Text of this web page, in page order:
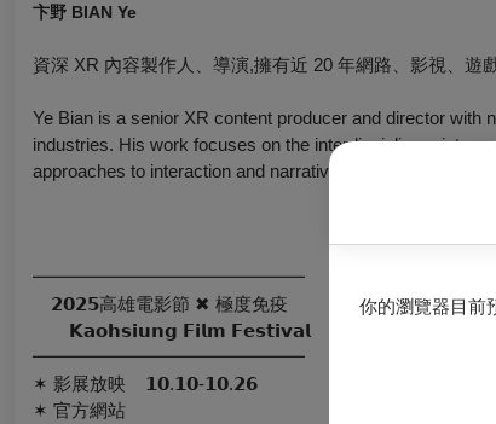
你的瀏覽器目前
卞野 BIAN Ye
資深 XR 內容製作人、導演,擁有近 20 年網路、影視、遊
Ye Bian is a senior XR content producer and director with
industries. His work focuses on the interdisciplinary
approaches to interaction and narrative.
━━━━━━━━━━━━━━━
𝟮𝟬𝟮𝟱高雄電影節 ✖ 極度免疫
𝗞𝗮𝗼𝗵𝘀𝗶𝘂𝗻𝗴 𝗙𝗶𝗹𝗺 𝗙𝗲𝘀𝘁𝗶𝘃𝗮𝗹
━━━━━━━━━━━━━━━
✶ 影展放映 ​ ​ ​ 𝟭𝟬.𝟭𝟬-𝟭𝟬.𝟮𝟲
✶ 官方網站 ​ ​ ​